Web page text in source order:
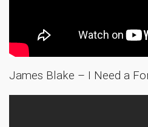
James Blake – I Need a